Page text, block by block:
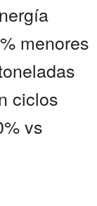
menores
ciclos
vs